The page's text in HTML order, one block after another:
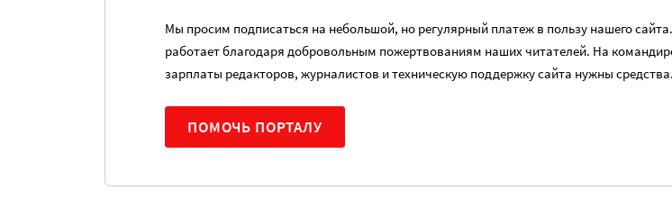
Мы просим подписаться на небольшой, но регулярный платеж в пользу нашего
работает благодаря добровольным пожертвованиям наших читателей. На
зарплаты редакторов, журналистов и техническую поддержку сайта нужны средства.
ПОМОЧЬ ПОРТАЛУ